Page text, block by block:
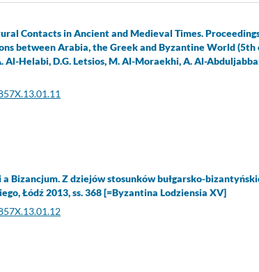
Contacts in Ancient and Medieval Times.
between Arabia, the Greek and Byzantine World
Al-Helabi, D.G. Letsios, M. Al-Moraekhi, A. Al-
a Bizancjum. Z dziejów stosunków bułgarsko-
Łódź 2013, ss. 368 [=Byzantina Lodziensia XV]